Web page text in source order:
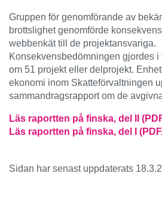
Gruppen för genomförande av
brottslighet genomförde
webbenkät till de projektansvariga.
Konsekvensbedömningen gjordes i
om 51 projekt eller delprojekt.
ekonomi inom Skatteförvaltningen
sammandragsrapport om de
Läs raportten på finska, del II
Läs raportten på finska, del I
Sidan har senast uppdaterats